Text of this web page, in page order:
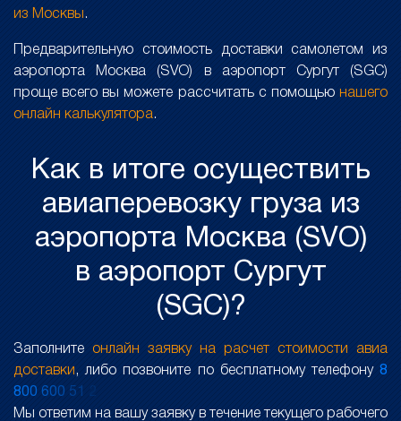
из Москвы .
Предварительную стоимость доставки самолетом из
аэропорта Москва (SVO) в аэропорт Сургут (SGC)
проще всего вы можете рассчитать с помощью нашего
онлайн калькулятора.
Как в итоге осуществить
авиаперевозку груза из
аэропорта Москва (SVO)
в аэропорт Сургут
(SGC)?
Заполните онлайн заявку на расчет стоимости авиа
доставки , либо позвоните по бесплатному телефону 8
800 600 5 1
2
Мы ответим на вашу заявку в течение текущего рабочего